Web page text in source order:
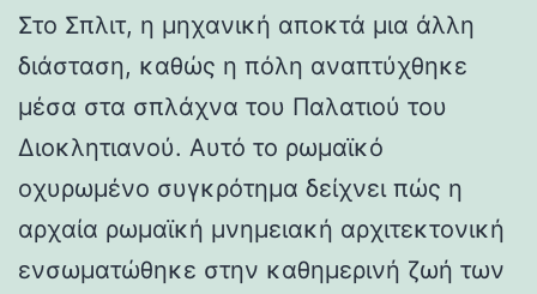
Στο Σπλιτ, η μηχανική αποκτά μια άλλη
διάσταση, καθώς η πόλη αναπτύχθηκε
μέσα στα σπλάχνα του Παλατιού του
Διοκλητιανού. Αυτό το ρωμαϊκό
οχυρωμένο συγκρότημα δείχνει πώς η
αρχαία ρωμαϊκή μνημειακή αρχιτεκτονική
ενσωματώθηκε στην καθημερινή ζωή των